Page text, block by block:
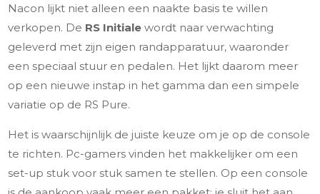
Nacon lijkt niet alleen een naakte basis te willen
verkopen. De RS Initiale wordt naar verwachting
geleverd met zijn eigen randapparatuur, waaronder
een speciaal stuur en pedalen. Het lijkt daarom meer
op een nieuwe instap in het gamma dan een simpele
variatie op de RS Pure.
Het is waarschijnlijk de juiste keuze om je op de console
te richten. Pc-gamers vinden het makkelijker om een
set-up stuk voor stuk samen te stellen. Op een console